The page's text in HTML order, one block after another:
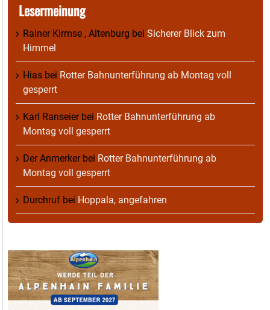
Lesermeinung
Rainer Kirmse , Altenburg bei Sicherer Blick zum
Himmel
Hias bei Rotter Bahnunterführung ab Montag voll
gesperrt
Karl Ranseierbei Rotter Bahnunterführung ab
Montag voll gesperrt
Der Anmerkerbei Rotter Bahnunterführung ab
Montag voll gesperrt
Durchruf bei Hoppala, angefahren